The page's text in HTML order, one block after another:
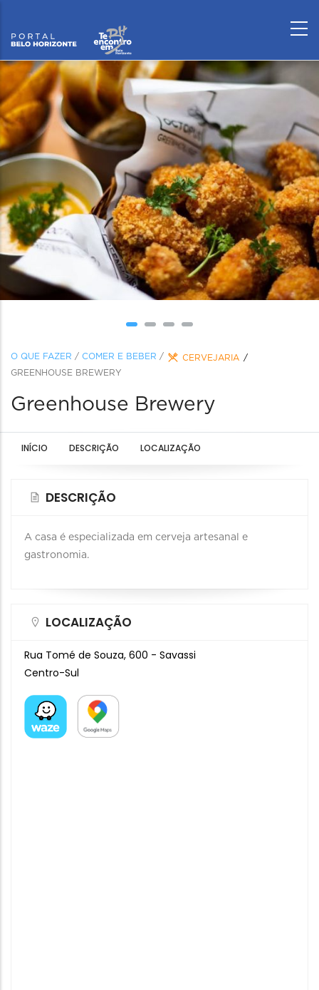
O QUE FAZER / COMER E BEBER /
CERVEJARIA
GREENHOUSE BREWERY
Greenhouse Brewery
INÍCIO DESCRIÇÃO LOCALIZAÇÃO
DESCRIÇÃO
A casa é especializada em cerveja artesanal e
gastronomia.
LOCALIZAÇÃO
Rua Tomé de Souza, 600 - Savassi
Centro-Sul